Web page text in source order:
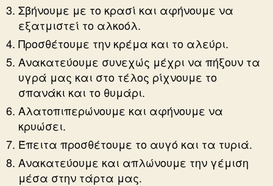
Σβήνουμε με το κρασί και αφήνουμε να
εξατμιστεί το αλκοόλ.
Προσθέτουμε την κρέμα και το αλεύρι.
Ανακατεύουμε συνεχώς μέχρι να πήξουν τα
υγρά μας και στο τέλος ρίχνουμε το
σπανάκι και το θυμάρι.
Αλατοπιπερώνουμε και αφήνουμε να
κρυώσει.
Έπειτα προσθέτουμε το αυγό και τα τυριά.
Ανακατεύουμε και απλώνουμε την γέμιση
μέσα στην τάρτα μας.